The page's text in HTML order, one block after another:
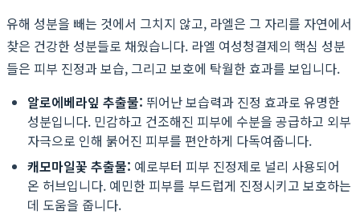
유해 성분을 빼는 것에서 그치지 않고, 라엘은 그 자리를 자연에서
찾은 건강한 성분들로 채웠습니다. 라엘 여성청결제의 핵심 성분
들은 피부 진정과 보습, 그리고 보호에 탁월한 효과를 보입니다.
알로에베라잎 추출물: 뛰어난 보습력과 진정 효과로 유명한
성분입니다. 민감하고 건조해진 피부에 수분을 공급하고 외부
자극으로 인해 붉어진 피부를 편안하게 다독여줍니다.
캐모마일꽃 추출물: 예로부터 피부 진정제로 널리 사용되어
온 허브입니다. 예민한 피부를 부드럽게 진정시키고 보호하는
데 도움을 줍니다.